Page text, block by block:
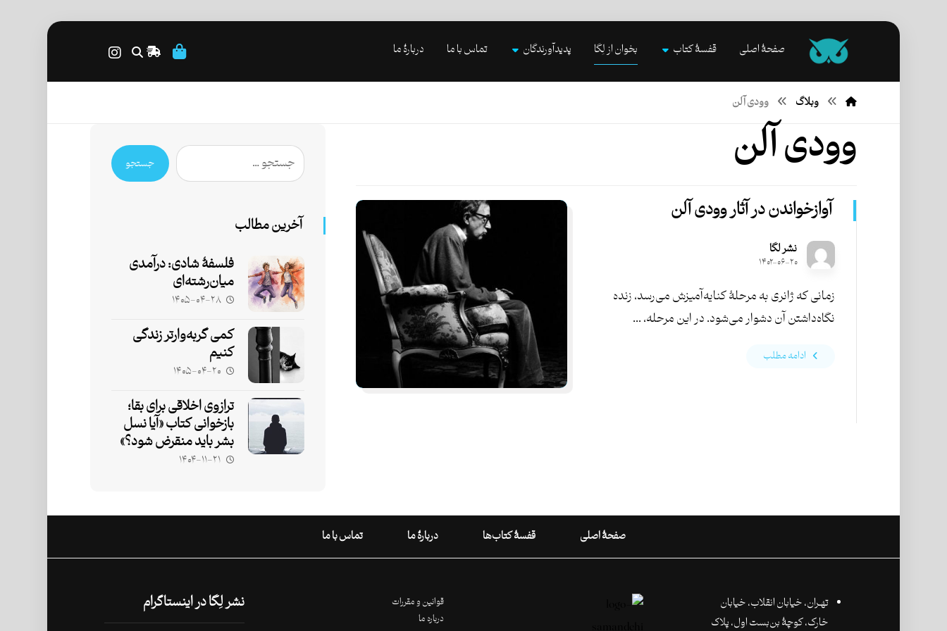
صفحۀ اصلی قفسۀ کتاب بخوان از لِگا پدیدآورندگان تماس با ما دربارۀ ما
وبلاگ وودی آلن
وودی آلن
آواز‌خواندن در آثار وودی آلن
نشر لگا
۱۴۰۲-۰۶-۲۰
زمانی که ژانری به مرحلۀ کنایه‌­آمیزش می‌­رسد، زنده­‌
نگاه­‌داشتن آن دشوار می‌­شود. در این مرحله، ...
ادامه مطلب
جستجو
آخرین مطالب
فلسفۀ شادی: درآمدی
میان‌رشته‌ای
۱۴۰۵-۰۴-۲۸
کمی گربه‌وارتر زندگی
کنیم
۱۴۰۵-۰۴-۲۰
ترازوی اخلاقی برای بقا؛
بازخوانی کتاب «آیا نسل
بشر باید منقرض شود؟»
۱۴۰۴-۱۱-۲۱
صفحۀ اصلی قفسۀ کتاب‌ها دربارۀ ما تماس با ما
تهـران،‌ خیابان انقلاب، خیابان
خارک، کوچۀ بن‌بست اول، پلاک
قوانین و مقررات
درباره ما
نشر لِگا در اینستاگرام